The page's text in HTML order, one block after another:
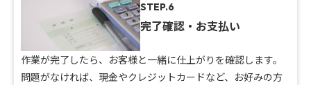
STEP.6
完了確認・お支払い
作業が完了したら、お客様と一緒に仕上がりを確認します。
問題がなければ、現金やクレジットカードなど、お好みの方